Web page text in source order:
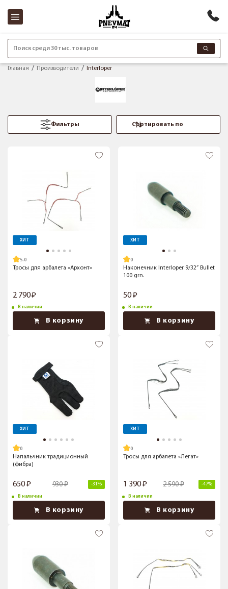
Поиск среди 30 тыс. товаров
Главная Производители Interloper
Фильтры
ХИТ
5.0
Тросы для арбалета «Архонт»
2 790
В наличии
В корзину
ХИТ
Наконечник Interloper 9/32” Bullet
100 grn.
50
В наличии
В корзину
ХИТ
Напальчник традиционный
(фибра)
650 930 -31%
В наличии
В корзину
ХИТ
Тросы для арбалета «Легат»
1 390 2 590 -47%
В наличии
В корзину